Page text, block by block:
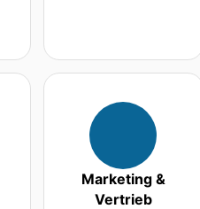
Marketing &
Vertrieb